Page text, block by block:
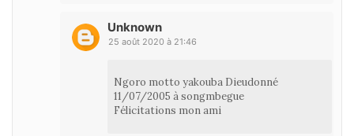
Unknown
25 août 2020 à 21:46
Ngoro motto yakouba Dieudonné
11/07/2005 à songmbegue
Félicitations mon ami